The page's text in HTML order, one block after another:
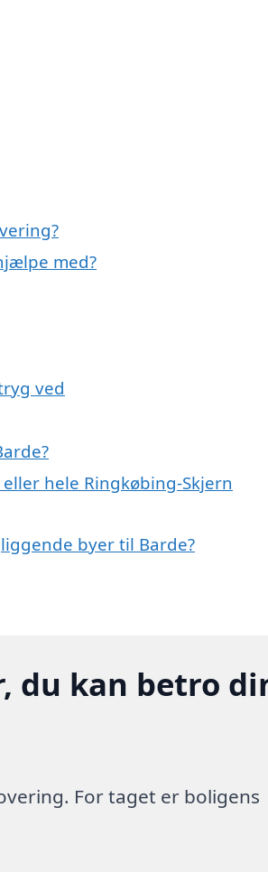
med?
ved
hele Ringkøbing-Skjern
byer til Barde?
du kan betro
For taget er boligens